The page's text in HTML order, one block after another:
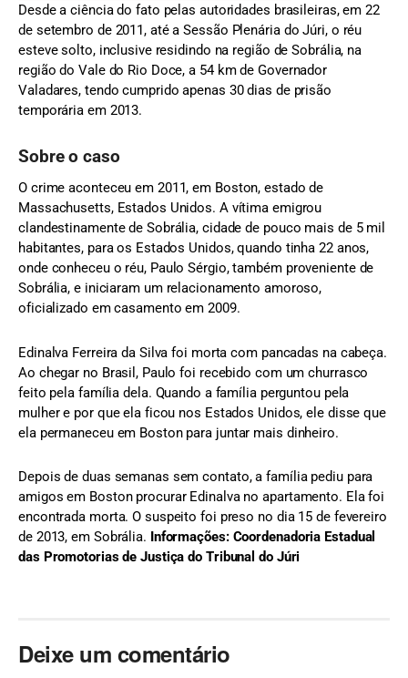
Desde a ciência do fato pelas autoridades brasileiras, em 22
de setembro de 2011, até a Sessão Plenária do Júri, o réu
esteve solto, inclusive residindo na região de Sobrália, na
região do Vale do Rio Doce, a 54 km de Governador
Valadares, tendo cumprido apenas 30 dias de prisão
temporária em 2013.
Sobre o caso
O crime aconteceu em 2011, em Boston, estado de
Massachusetts, Estados Unidos. A vítima emigrou
clandestinamente de Sobrália, cidade de pouco mais de 5 mil
habitantes, para os Estados Unidos, quando tinha 22 anos,
onde conheceu o réu, Paulo Sérgio, também proveniente de
Sobrália, e iniciaram um relacionamento amoroso,
oficializado em casamento em 2009.
Edinalva Ferreira da Silva foi morta com pancadas na cabeça.
Ao chegar no Brasil, Paulo foi recebido com um churrasco
feito pela família dela. Quando a família perguntou pela
mulher e por que ela ficou nos Estados Unidos, ele disse que
ela permaneceu em Boston para juntar mais dinheiro.
Depois de duas semanas sem contato, a família pediu para
amigos em Boston procurar Edinalva no apartamento. Ela foi
encontrada morta. O suspeito foi preso no dia 15 de fevereiro
de 2013, em Sobrália. Informações: Coordenadoria Estadual
das Promotorias de Justiça do Tribunal do Júri
Deixe um comentário